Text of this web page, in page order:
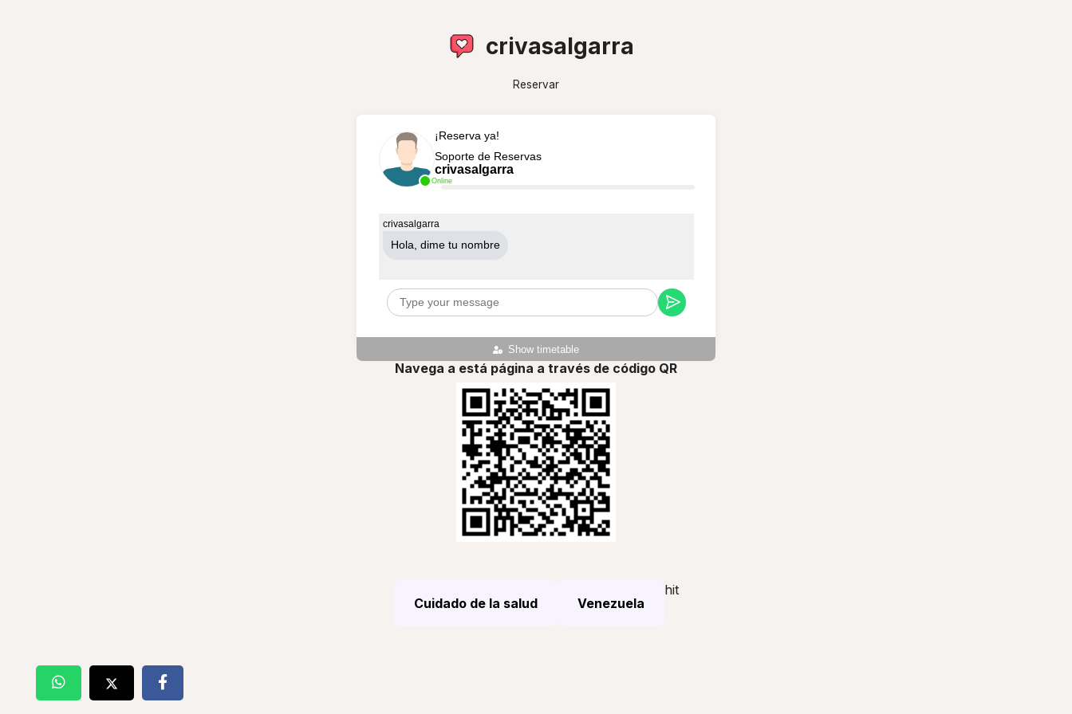
crivasalgarra
Reservar
Online
¡Reserva ya!
Soporte de Reservas
crivasalgarra
Show timetable
crivasalgarra
Hola, dime tu nombre
Navega a está página a través de código QR
Cuidado de la salud Venezuela
hit